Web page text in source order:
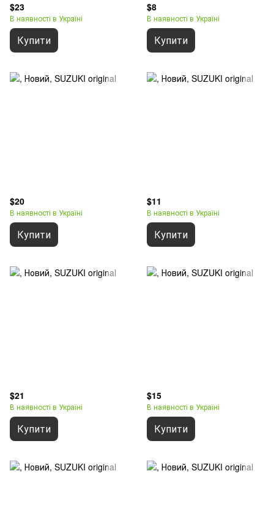
$23
В наявності в Україні
Купити
$8
В наявності в Україні
Купити
$20
В наявності в Україні
Купити
$11
В наявності в Україні
Купити
$21
В наявності в Україні
Купити
$15
В наявності в Україні
Купити